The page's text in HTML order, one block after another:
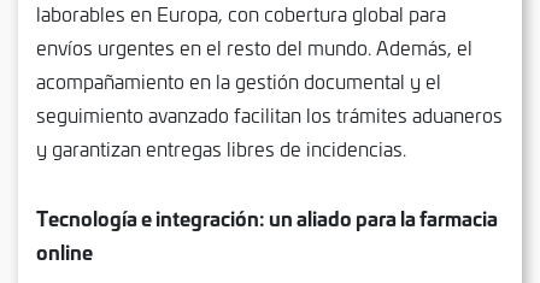
laborables en Europa, con cobertura global para
envíos urgentes en el resto del mundo. Además, el
acompañamiento en la gestión documental y el
seguimiento avanzado facilitan los trámites aduaneros
y garantizan entregas libres de incidencias.
Tecnología e integración: un aliado para la farmacia
online